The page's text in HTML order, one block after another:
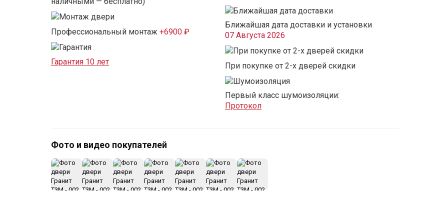
Профессиональный монтаж +6900 ₽
Гарантия 10 лет
Ближайшая дата доставки и установки
07 Августа 2026
При покупке от 2-х дверей скидки
Первый класс шумоизоляции:
Протокол
Фото и видео покупателей